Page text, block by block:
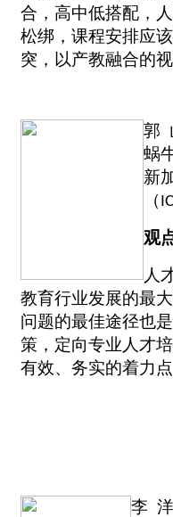
合，高中低搭配，
松绑，课程安排应
突，以产教融合的
郭
蜗
新
（
观
人
教育行业发展的最
问题的最佳途径也
策，定向专业人才
有效、务实的着力点
李